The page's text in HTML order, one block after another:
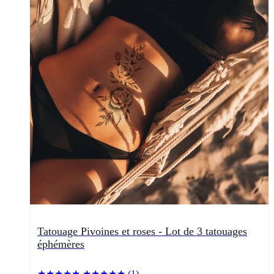
Tatouage Pivoines et roses - Lot de 3 tatouages
éphémères